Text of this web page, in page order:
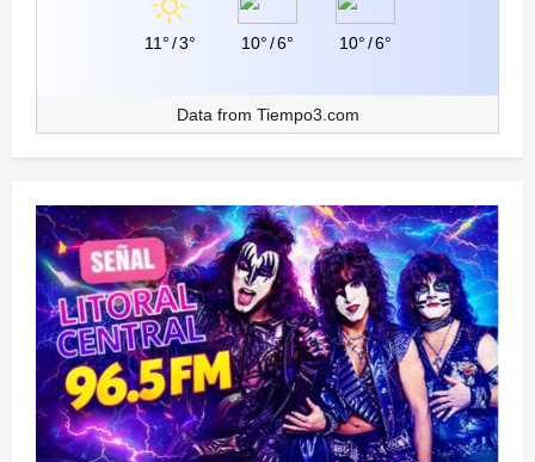
11°/3° 10°/6° 10°/6°
Data from Tiempo3.com